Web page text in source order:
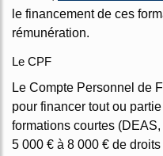
le financement de ces
rémunération.
Le CPF
Le Compte Personnel de
pour financer tout ou
formations courtes
5 000 € à 8 000 € de